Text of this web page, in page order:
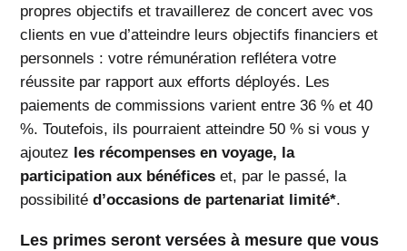
propres objectifs et travaillerez de concert avec vos
clients en vue d’atteindre leurs objectifs financiers et
personnels : votre rémunération reflétera votre
réussite par rapport aux efforts déployés. Les
paiements de commissions varient entre 36 % et 40
%. Toutefois, ils pourraient atteindre 50 % si vous y
ajoutez les récompenses en voyage, la
participation aux bénéfices et, par le passé, la
possibilitéd’occasions de partenariat limité*.
Les primes seront versées à mesure que vous